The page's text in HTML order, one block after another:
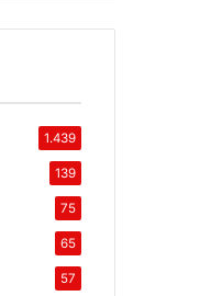
1.439
139
75
65
57